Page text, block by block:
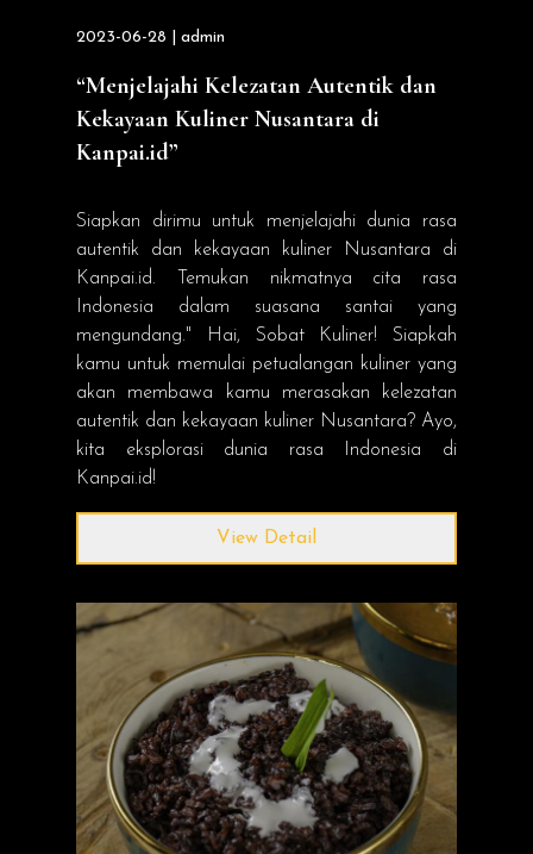
2023-06-28 | admin
“Menjelajahi Kelezatan Autentik dan
Kekayaan Kuliner Nusantara di
Kanpai.id”
Siapkan dirimu untuk menjelajahi dunia rasa
autentik dan kekayaan kuliner Nusantara di
Kanpai.id. Temukan nikmatnya cita rasa
Indonesia dalam suasana santai yang
mengundang." Hai, Sobat Kuliner! Siapkah
kamu untuk memulai petualangan kuliner yang
akan membawa kamu merasakan kelezatan
autentik dan kekayaan kuliner Nusantara? Ayo,
kita eksplorasi dunia rasa Indonesia di
Kanpai.id!
View Detail